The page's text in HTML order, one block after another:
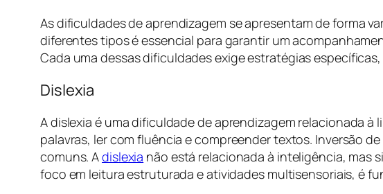
As dificuldades de aprendizagem se apresentam de forma
diferentes tipos é essencial para garantir um
Cada uma dessas dificuldades exige estratégias
Dislexia
A dislexia é uma dificuldade de aprendizagem relacionada
palavras, ler com fluência e compreender textos. Inversão
comuns. Adislexia não está relacionada à inteligência, mas
foco em leitura estruturada e atividades multisensoriais, é